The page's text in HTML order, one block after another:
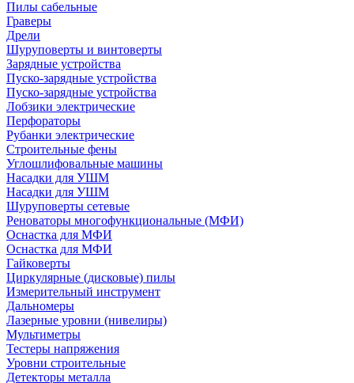
Пилы сабельные
Граверы
Дрели
Шуруповерты и винтоверты
Зарядные устройства
Пуско-зарядные устройства
Пуско-зарядные устройства
Лобзики электрические
Перфораторы
Рубанки электрические
Строительные фены
Углошлифовальные машины
Насадки для УШМ
Насадки для УШМ
Шуруповерты сетевые
Реноваторы многофункциональные (МФИ)
Оснастка для МФИ
Оснастка для МФИ
Гайковерты
Циркулярные (дисковые) пилы
Измерительный инструмент
Дальномеры
Лазерные уровни (нивелиры)
Мультиметры
Тестеры напряжения
Уровни строительные
Детекторы металла